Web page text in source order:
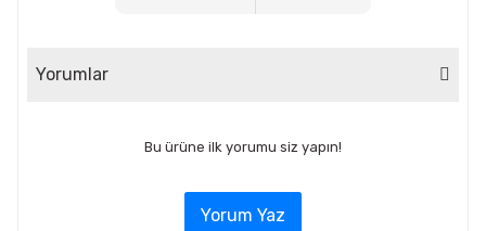
Yorumlar
Bu ürüne ilk yorumu siz yapın!
Yorum Yaz